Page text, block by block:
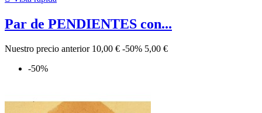
Par de PENDIENTES con...
Nuestro precio anterior 10,00 € -50% 5,00 €
-50%